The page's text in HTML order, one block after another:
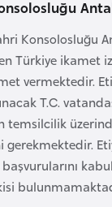
Konsolosluğu
Türkiye ikamet
vermektedir.
T.C.
temsilcilik